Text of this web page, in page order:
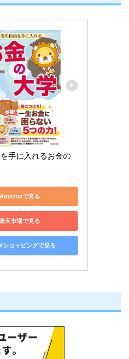
手に入れるお金の
Amazonで見る
天市場で見る
ショッピングで見る